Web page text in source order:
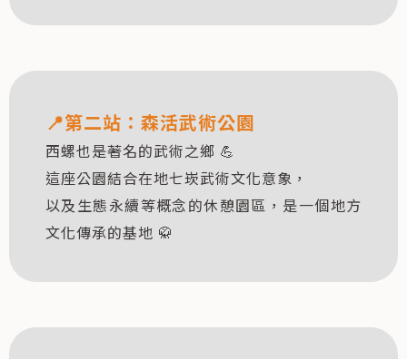
📍第二站：森活武術公園
西螺也是著名的武術之鄉 💪
這座公園結合在地七崁武術文化意象，
以及生態永續等概念的休憩園區，是一個地方
文化傳承的基地 🥋